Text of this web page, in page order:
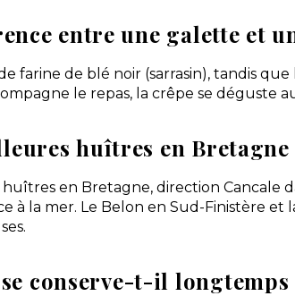
entre une galette et
farine de blé noir (sarrasin), tandis
le repas, la crêpe se déguste
huîtres en Bretagne
en Bretagne, direction Cancale
à la mer. Le Belon en Sud-Finistère
conserve-t-il longtemps